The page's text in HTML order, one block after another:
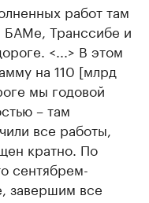
работ там
БАМе, Транссибе и
<...> В этом
на 110 [млрд
мы годовой
– там
все работы,
кратно. По
сентябрем-
завершим все